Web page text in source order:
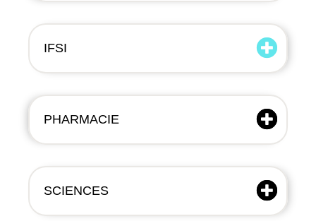
IFSI
PHARMACIE
SCIENCES